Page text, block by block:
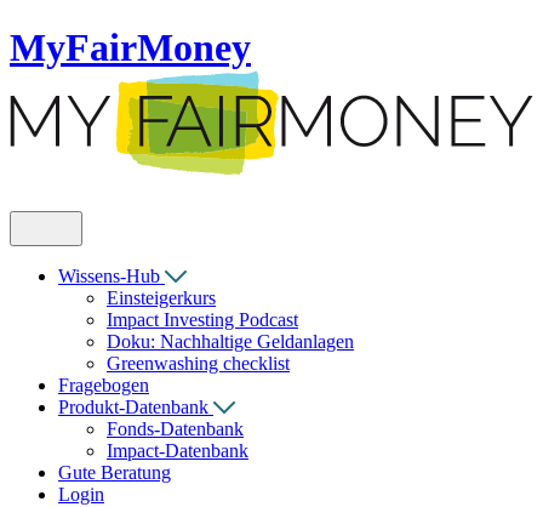
MyFairMoney
Wissens-Hub
Einsteigerkurs
Impact Investing Podcast
Doku: Nachhaltige Geldanlagen
Greenwashing checklist
Fragebogen
Produkt-Datenbank
Fonds-Datenbank
Impact-Datenbank
Gute Beratung
Login